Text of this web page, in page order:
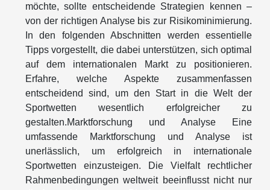
möchte, sollte entscheidende Strategien kennen –
von der richtigen Analyse bis zur Risikominimierung.
In den folgenden Abschnitten werden essentielle
Tipps vorgestellt, die dabei unterstützen, sich optimal
auf dem internationalen Markt zu positionieren.
Erfahre, welche Aspekte zusammenfassen
entscheidend sind, um den Start in die Welt der
Sportwetten wesentlich erfolgreicher zu
gestalten.Marktforschung und Analyse Eine
umfassende Marktforschung und Analyse ist
unerlässlich, um erfolgreich in internationale
Sportwetten einzusteigen. Die Vielfalt rechtlicher
Rahmenbedingungen weltweit beeinflusst nicht nur